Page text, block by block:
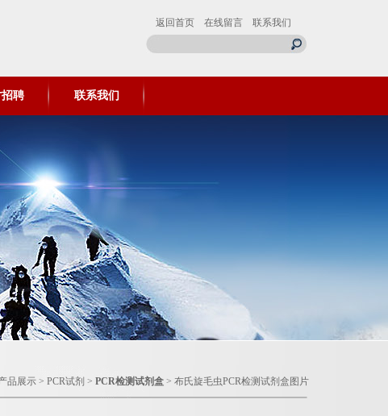
返回首页 在线留言 联系我们
招聘 联系我们
品展示 > PCR试剂 > PCR检测试剂盒 > 布氏旋毛虫PCR检测试剂盒图片